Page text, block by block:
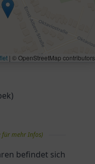
| © OpenStreetMap contributors
für mehr Infos)
befindet sich